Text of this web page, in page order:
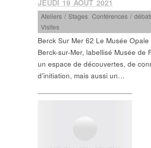
JEUDI 19 AOÛT 2021
Ateliers / Stages ,Conférences /
Visites
Berck Sur Mer 62 Le Musée Opale
Berck-sur-Mer, labellisé Musée de
un espace de découvertes, de
d’initiation, mais aussi un…